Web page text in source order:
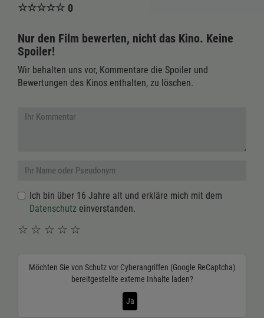
☆☆☆☆☆ 0
Nur den Film bewerten, nicht das Kino. Keine
Spoiler!
Wir behalten uns vor, Kommentare die Spoiler und
Bewertungen des Kinos enthalten, zu löschen.
Ich bin über 16 Jahre alt und erkläre mich mit dem
Datenschutz einverstanden.
☆
☆
☆
☆
☆
Möchten Sie von Schutz vor Cyberangriffen (Google ReCaptcha)
bereitgestellte externe Inhalte laden?
Ja